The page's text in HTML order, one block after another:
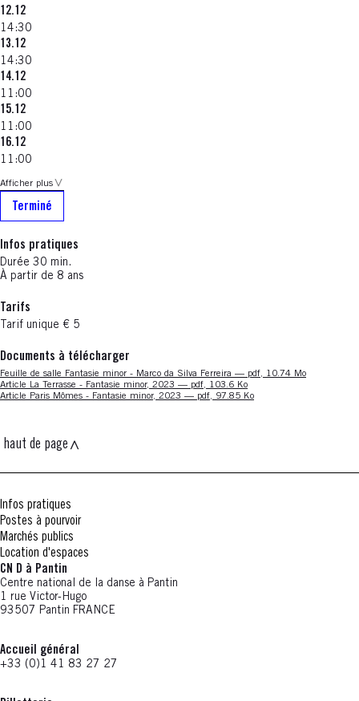
12.12
14:30
13.12
14:30
14.12
11:00
15.12
11:00
16.12
11:00
Afficher plus
Terminé
Infos pratiques
Durée 30 min.
À partir de 8 ans
Tarifs
Tarif unique € 5
Documents à télécharger
Nouvelle fenêtre
Feuille de salle Fantasie minor - Marco da Silva Ferreira — pdf, 10.74 Mo
Nouvelle fenêtre
Article La Terrasse - Fantasie minor, 2023 — pdf, 103.6 Ko
Nouvelle fenêtre
Article Paris Mômes - Fantasie minor, 2023 — pdf, 97.85 Ko
haut de page
Infos pratiques
Postes à pourvoir
Marchés publics
Location d'espaces
CN D à Pantin
Centre national de la danse à Pantin
1 rue Victor-Hugo
93507 Pantin FRANCE
Accueil général
+33 (0)1 41 83 27 27